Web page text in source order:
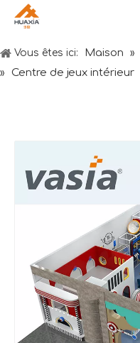
Vous êtes ici: Maison »
» Centre de jeux intérieur